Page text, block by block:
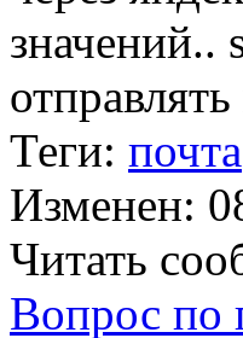
значений..
Теги: почта
Изменен:
Читать
Вопрос по